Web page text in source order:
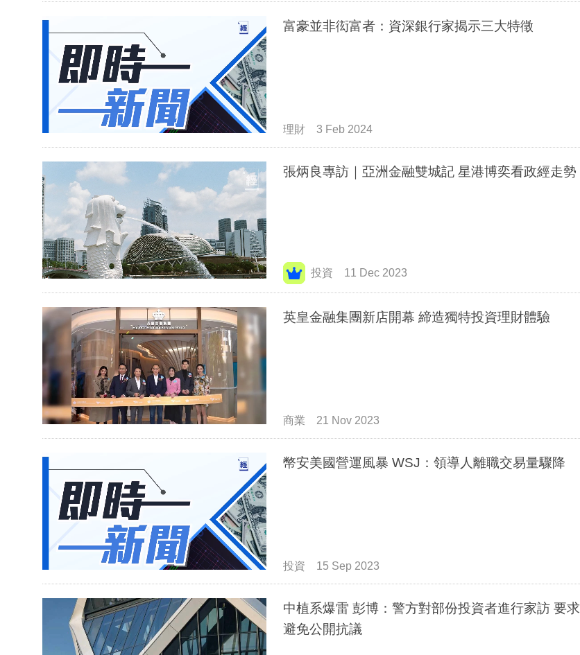
富豪並非衒富者：資深銀行家揭示三大特徵
理財 3 Feb 2024
張炳良專訪｜亞洲金融雙城記 星港博奕看政經走勢
投資 11 Dec 2023
英皇金融集團新店開幕 締造獨特投資理財體驗
商業 21 Nov 2023
幣安美國營運風暴 WSJ：領導人離職交易量驟降
投資 15 Sep 2023
中植系爆雷 彭博：警方對部份投資者進行家訪 要求
避免公開抗議